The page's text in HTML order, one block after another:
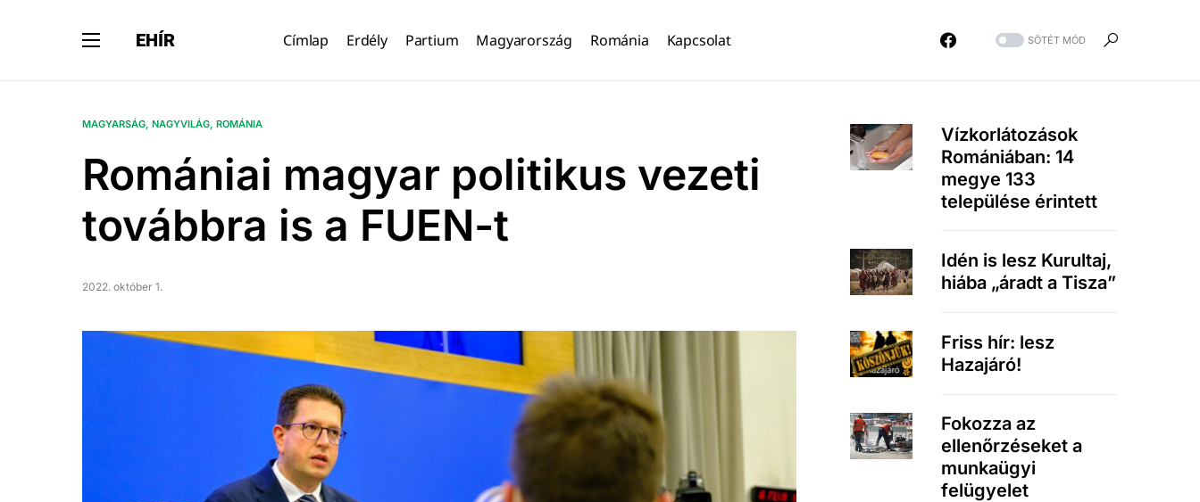
EHÍR Címlap Erdély Partium Magyarország Románia Kapcsolat SÖTÉT MÓD
MAGYARSÁG NAGYVILÁG ROMÁNIA
Romániai magyar politikus vezeti
továbbra is a FUEN-t
2022. október 1.
Vízkorlátozások
Romániában: 14
megye 133
települése érintett
Idén is lesz Kurultaj,
hiába „áradt a Tisza”
Friss hír: lesz
Hazajáró!
Fokozza az
ellenőrzéseket a
munkaügyi
felügyelet